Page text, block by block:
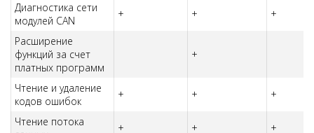
Диагностика сети
модулей CAN
+ + +
Расширение
функций за счет
платных программ
+
Чтение и удаление
кодов ошибок
+ + +
Чтение потока
+ + +